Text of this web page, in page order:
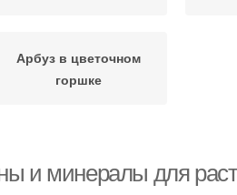
Арбуз в цветочном
горшке
и минералы для